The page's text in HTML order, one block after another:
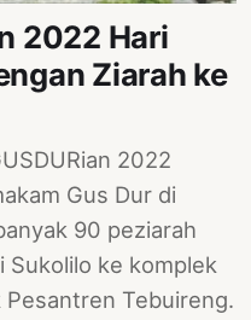
2022 Hari
Ziarah ke
2022
Gus Dur di
90 peziarah
Sukolilo ke komplek
Pesantren Tebuireng.